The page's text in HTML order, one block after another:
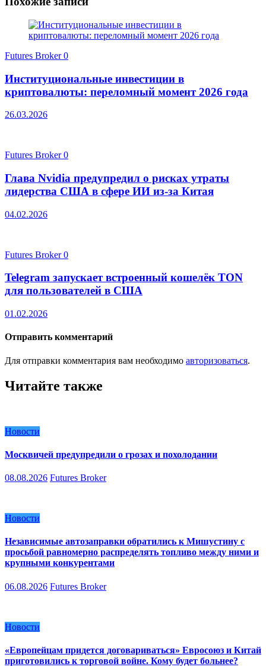
Futures Broker0
Институциональные инвестиции в
криптовалюты: переломный момент 2026 года
26.03.2026
Futures Broker0
Глава Nvidia предупредил о рисках утраты
лидерства США в сфере ИИ из-за Китая
04.02.2026
Futures Broker0
Telegram запускает встроенный кошелёк TON
для пользователей в США
01.02.2026
Отправить комментарий
Для отправки комментария вам необходимо авторизоваться.
Читайте также
Новости
Москвичей предупредили о грозах и похолодании
08.08.2026 Futures Broker
Новости
Независимые автозаправки обратились к Мишустину с
просьбой равномерно распределять топливо между ними и
крупными конкурентами
06.08.2026 Futures Broker
Новости
«Европейцам придется договариваться» Евросоюз и Китай
приготовились к торговой войне. Кому будет больнее?